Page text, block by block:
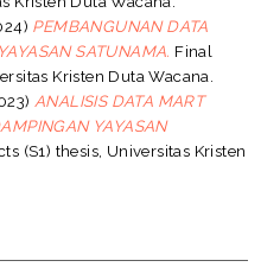
PEMBANGUNAN DATA
SATUNAMA. Final
Kristen Duta Wacana.
ANALISIS DATA MART
YAYASAN
(S1) thesis, Universitas Kristen